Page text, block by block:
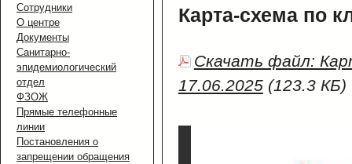
Сотрудники
О центре
Документы
Санитарно-
эпидемиологический
отдел
ФЗОЖ
Прямые телефонные
линии
Постановления о
запрещении обращения
Карта-схема по
Скачать файл:
17.06.2025(123.3 КБ)